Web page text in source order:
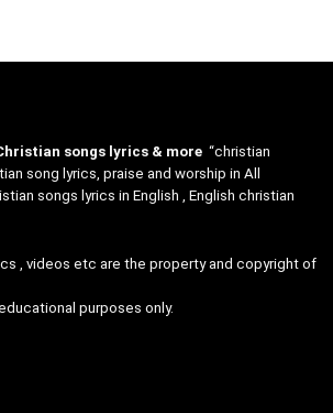
songs lyrics & more “christian
song lyrics, praise and worship in All
songs lyrics in English , English christian
, videos etc are the property and copyright of
purposes only.